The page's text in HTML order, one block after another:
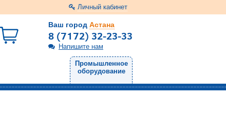
Личный кабинет
Ваш город Астана
8 (7172) 32-23-33
Напишите нам
Промышленное
оборудование